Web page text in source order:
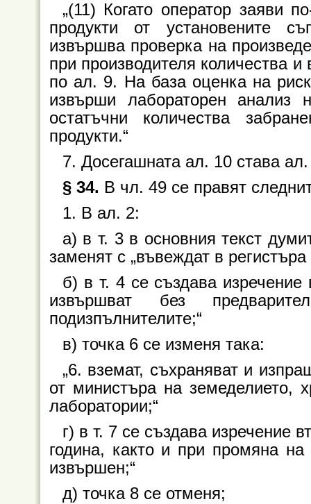
„(11) Когато оператор заяви
продукти от установените
извършва проверка на
при производителя количества
по ал. 9. На база оценка на
извърши лабораторен анализ
остатъчни количества
продукти.“
7. Досегашната ал. 10 става
§ 34. В чл. 49 се правят
1. В ал. 2:
а) в т. 3 в основния текст
заменят с „въвеждат в
б) в т. 4 се създава изречение
извършват без
подизпълнителите;“
в) точка 6 се изменя така:
„6. вземат, съхраняват и
от министъра на земеделието,
лаборатории;“
г) в т. 7 се създава изречение
година, както и при промяна на
извършен;“
д) точка 8 се отменя;